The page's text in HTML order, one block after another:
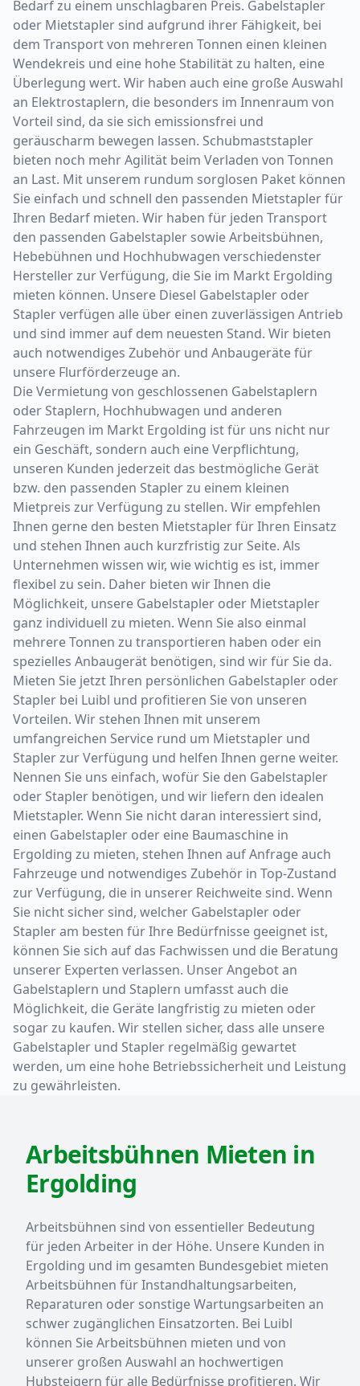
Bedarf zu einem unschlagbaren Preis. Gabelstapler
oder Mietstapler sind aufgrund ihrer Fähigkeit, bei
dem Transport von mehreren Tonnen einen kleinen
Wendekreis und eine hohe Stabilität zu halten, eine
Überlegung wert. Wir haben auch eine große Auswahl
an Elektrostaplern, die besonders im Innenraum von
Vorteil sind, da sie sich emissionsfrei und
geräuscharm bewegen lassen. Schubmaststapler
bieten noch mehr Agilität beim Verladen von Tonnen
an Last. Mit unserem rundum sorglosen Paket können
Sie einfach und schnell den passenden Mietstapler für
Ihren Bedarf mieten. Wir haben für jeden Transport
den passenden Gabelstapler sowie Arbeitsbühnen,
Hebebühnen und Hochhubwagen verschiedenster
Hersteller zur Verfügung, die Sie im Markt Ergolding
mieten können. Unsere Diesel Gabelstapler oder
Stapler verfügen alle über einen zuverlässigen Antrieb
und sind immer auf dem neuesten Stand. Wir bieten
auch notwendiges Zubehör und Anbaugeräte für
unsere Flurförderzeuge an.
Die Vermietung von geschlossenen Gabelstaplern
oder Staplern, Hochhubwagen und anderen
Fahrzeugen im Markt Ergolding ist für uns nicht nur
ein Geschäft, sondern auch eine Verpflichtung,
unseren Kunden jederzeit das bestmögliche Gerät
bzw. den passenden Stapler zu einem kleinen
Mietpreis zur Verfügung zu stellen. Wir empfehlen
Ihnen gerne den besten Mietstapler für Ihren Einsatz
und stehen Ihnen auch kurzfristig zur Seite. Als
Unternehmen wissen wir, wie wichtig es ist, immer
flexibel zu sein. Daher bieten wir Ihnen die
Möglichkeit, unsere Gabelstapler oder Mietstapler
ganz individuell zu mieten. Wenn Sie also einmal
mehrere Tonnen zu transportieren haben oder ein
spezielles Anbaugerät benötigen, sind wir für Sie da.
Mieten Sie jetzt Ihren persönlichen Gabelstapler oder
Stapler bei Luibl und profitieren Sie von unseren
Vorteilen. Wir stehen Ihnen mit unserem
umfangreichen Service rund um Mietstapler und
Stapler zur Verfügung und helfen Ihnen gerne weiter.
Nennen Sie uns einfach, wofür Sie den Gabelstapler
oder Stapler benötigen, und wir liefern den idealen
Mietstapler. Wenn Sie nicht daran interessiert sind,
einen Gabelstapler oder eine Baumaschine in
Ergolding zu mieten, stehen Ihnen auf Anfrage auch
Fahrzeuge und notwendiges Zubehör in Top-Zustand
zur Verfügung, die in unserer Reichweite sind. Wenn
Sie nicht sicher sind, welcher Gabelstapler oder
Stapler am besten für Ihre Bedürfnisse geeignet ist,
können Sie sich auf das Fachwissen und die Beratung
unserer Experten verlassen. Unser Angebot an
Gabelstaplern und Staplern umfasst auch die
Möglichkeit, die Geräte langfristig zu mieten oder
sogar zu kaufen. Wir stellen sicher, dass alle unsere
Gabelstapler und Stapler regelmäßig gewartet
werden, um eine hohe Betriebssicherheit und Leistung
zu gewährleisten.
Arbeitsbühnen Mieten in
Ergolding
Arbeitsbühnen sind von essentieller Bedeutung
für jeden Arbeiter in der Höhe. Unsere Kunden in
Ergolding und im gesamten Bundesgebiet mieten
Arbeitsbühnen für Instandhaltungsarbeiten,
Reparaturen oder sonstige Wartungsarbeiten an
schwer zugänglichen Einsatzorten. Bei Luibl
können Sie Arbeitsbühnen mieten und von
unserer großen Auswahl an hochwertigen
Hubsteigern für alle Bedürfnisse profitieren. Wir